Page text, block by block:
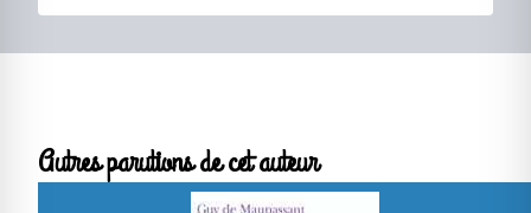
Autres parutions de cet auteur